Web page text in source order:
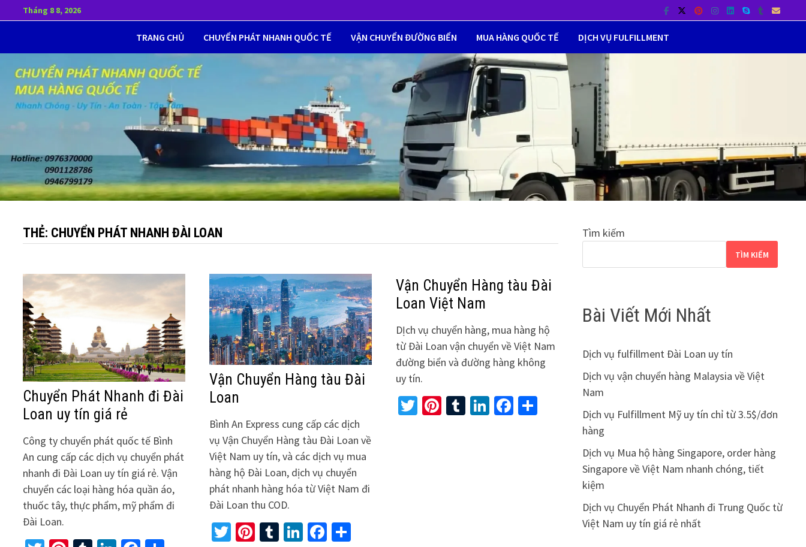
to
Tháng 8 8, 2026
TRANG CHỦ CHUYỂN PHÁT NHANH QUỐC TẾ VẬN CHUYỂN ĐƯỜNG BIỂN MUA HÀNG QUỐC TẾ DỊCH VỤ FULFILLMENT
THẺ: CHUYỂN PHÁT NHANH ĐÀI LOAN
Chuyển Phát Nhanh đi Đài
Loan uy tín giá rẻ
Công ty chuyển phát quốc tế Bình
An cung cấp các dịch vụ chuyển phát
nhanh đi Đài Loan uy tín giá rẻ. Vận
chuyển các loại hàng hóa quần áo,
thuốc tây, thực phẩm, mỹ phẩm đi
Đài Loan.
Vận Chuyển Hàng tàu Đài
Loan
Bình An Express cung cấp các dịch
vụ Vận Chuyển Hàng tàu Đài Loan về
Việt Nam uy tín, và các dịch vụ mua
hàng hộ Đài Loan, dịch vụ chuyển
phát nhanh hàng hóa từ Việt Nam đi
Đài Loan thu COD.
Twitter
Pinterest
Tumblr
LinkedIn
Facebook
Vận Chuyển Hàng tàu Đài
Loan Việt Nam
DỊch vụ chuyển hàng, mua hàng hộ
từ Đài Loan vận chuyển về Việt Nam
đường biển và đường hàng không
uy tín.
Twitter
Pinterest
Tumblr
LinkedIn
Facebook
Share
Tìm kiếm
TÌM KIẾM
Bài Viết Mới Nhất
Dịch vụ fulfillment Đài Loan uy tín
Dịch vụ vận chuyển hàng Malaysia về Việt
Nam
Dịch vụ Fulfillment Mỹ uy tín chỉ từ 3.5$/đơn
hàng
Dịch vụ Mua hộ hàng Singapore, order hàng
Singapore về Việt Nam nhanh chóng, tiết
kiệm
Dịch vụ Chuyển Phát Nhanh đi Trung Quốc từ
Việt Nam uy tín giá rẻ nhất